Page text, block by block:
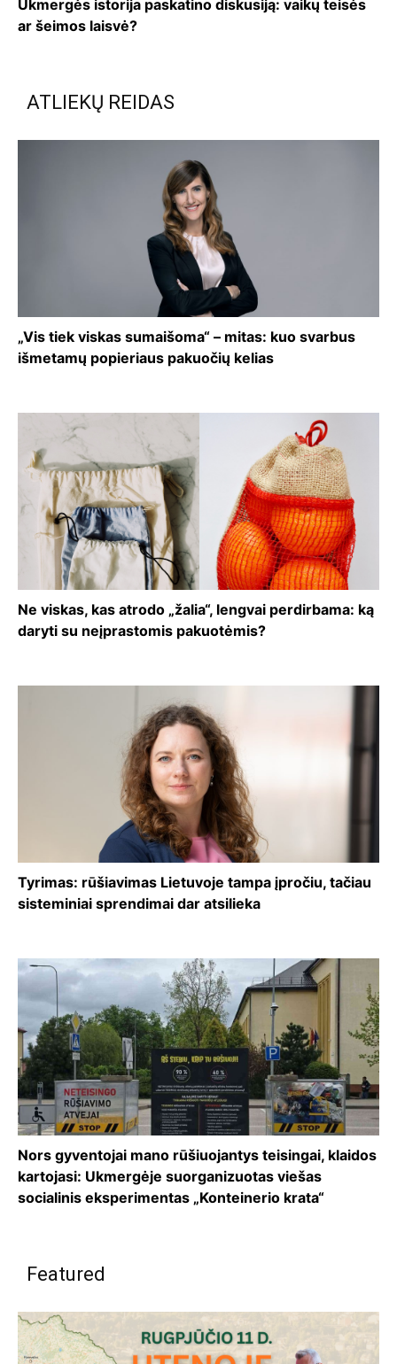
Ukmergės istorija paskatino diskusiją: vaikų teisės
ar šeimos laisvė?
ATLIEKŲ REIDAS
„Vis tiek viskas sumaišoma“ – mitas: kuo svarbus
išmetamų popieriaus pakuočių kelias
Ne viskas, kas atrodo „žalia“, lengvai perdirbama: ką
daryti su neįprastomis pakuotėmis?
Tyrimas: rūšiavimas Lietuvoje tampa įpročiu, tačiau
sisteminiai sprendimai dar atsilieka
Nors gyventojai mano rūšiuojantys teisingai, klaidos
kartojasi: Ukmergėje suorganizuotas viešas
socialinis eksperimentas „Konteinerio krata“
Featured